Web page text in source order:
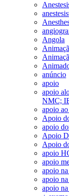
Angola
anúncio
apoio
apoio
NMC;
apoio
Apoio
apoio
Apoio
Apoio
apoio
apoio
apoio
apoio
apoio